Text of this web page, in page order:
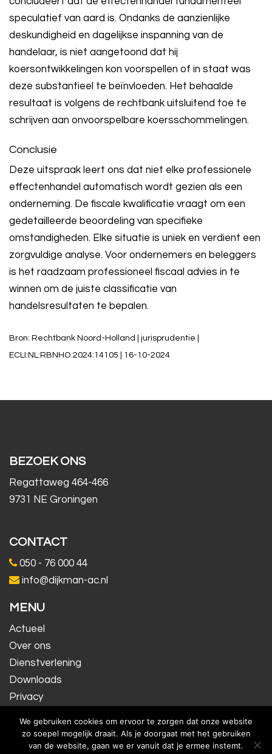
speculatief van aard is. Ondanks de aanzienlijke
deskundigheid en dagelijkse inspanning van de
handelaar, is niet aangetoond dat hij
koersontwikkelingen kon voorspellen of in staat was
deze substantieel te beïnvloeden. Het behaalde
resultaat is volgens de rechtbank uitsluitend toe te
schrijven aan onvoorspelbare koersschommelingen.
Conclusie
Deze uitspraak leert ons dat niet elke professionele
effectenhandel automatisch wordt gezien als een
onderneming. De fiscale kwalificatie vraagt om een
gedetailleerde beoordeling van specifieke
omstandigheden. Elke situatie is uniek en verdient een
zorgvuldige analyse. Voor ondernemers en beleggers
is het raadzaam professioneel fiscaal advies in te
winnen om de juiste classificatie van
handelsresultaten te bepalen.
Bron: Rechtbank Noord-Holland | jurisprudentie |
ECLI:NL:RBNHO:2024:14105 | 16-10-2024
BEZOEK ONS
Regattaweg 464-466
9731 NE Groningen
CONTACT
050 - 76 000 44
info@dijkman-ac.nl
MENU
Actueel
Over ons
Dienstverlening
Downloads
Privacy
Inloggen
We gebruiken cookies om ervoor te zorgen dat onze website
zo soepel mogelijk draait. Als je doorgaat met het gebruiken
van de website, gaan we er vanuit dat je ermee instemt.